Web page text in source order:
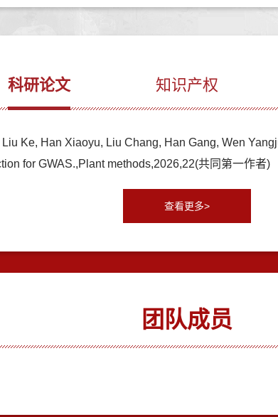
科研论文 知识产权
Ke, Han Xiaoyu, Liu Chang, Han Gang, Wen
for GWAS.,Plant methods,2026,22(共同第一作者)
查看更多>
团队成员